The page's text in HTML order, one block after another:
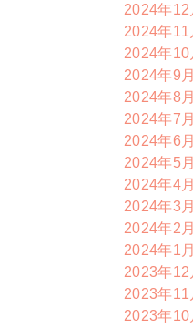
2024年12
2024年11
2024年10
2024年9月
2024年8月
2024年7月
2024年6月
2024年5月
2024年4月
2024年3月
2024年2月
2024年1月
2023年12
2023年11
2023年10